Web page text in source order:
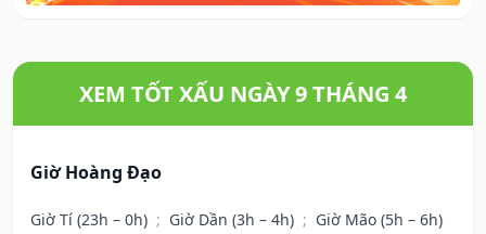
XEM TỐT XẤU NGÀY 9 THÁNG 4
Giờ Hoàng Đạo
Giờ Tí (23h – 0h) ; Giờ Dần (3h – 4h) ; Giờ Mão (5h – 6h)